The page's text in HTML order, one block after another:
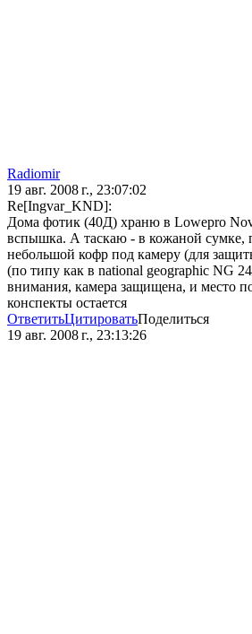
Radiomir
19 авг. 2008 г., 23:07:02
Re[Ingvar_KND]:
Дома фотик (40Д) храню в Lowepro
вспышка. А таскаю - в кожаной сумке,
небольшой кофр под камеру (для
(по типу как в national geographic NG
внимания, камера защищена, и место
конспекты остается
ОтветитьЦитироватьПоделиться
19 авг. 2008 г., 23:13:26